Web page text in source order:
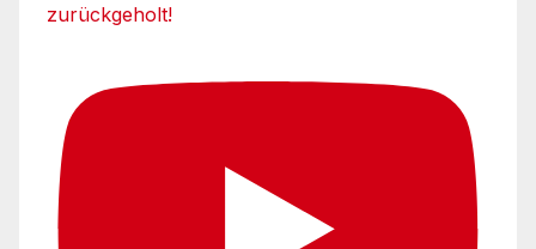
zurückgeholt!